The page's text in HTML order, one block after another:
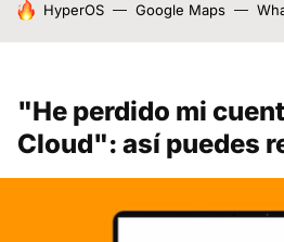
HOY SE HABLA DE
HyperOS Google Maps
"He perdido mi
Cloud": así puedes